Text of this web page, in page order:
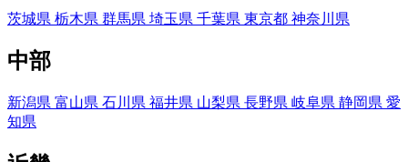
茨城県 栃木県 群馬県 埼玉県 千葉県 東京都 神奈川県
中部
新潟県 富山県 石川県 福井県 山梨県 長野県 岐阜県 静岡県 愛
知県